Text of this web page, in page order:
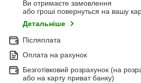
Ви отримаєте замовлення
або гроші повернуться на вашу
Детальніше
Післяплата
Оплата на рахунок
Безготівковий розрахунок (на
або на карту приват банку)